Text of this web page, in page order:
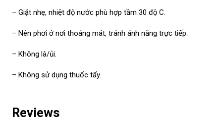
– Giặt nhẹ, nhiệt độ nước phù hợp tầm 30 độ C.
– Nên phơi ở nơi thoáng mát, tránh ánh nắng trực tiếp.
– Không là/ủi.
– Không sử dụng thuốc tẩy.
Reviews